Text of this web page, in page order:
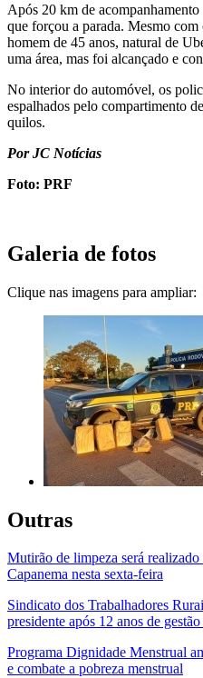
Após 20 km de
que forçou a parada. Mesmo
homem de 45 anos, natural de
uma área, mas foi alcançado e
No interior do automóvel, os
espalhados pelo compartimento
quilos.
Por JC Notícias
Foto: PRF
Galeria de fotos
Clique nas imagens para ampliar:
Outras
Mutirão de limpeza será
Capanema nesta sexta-feira
Sindicato dos Trabalhadores
presidente após 12 anos de
Programa Dignidade Menstrual
e combate a pobreza menstrual